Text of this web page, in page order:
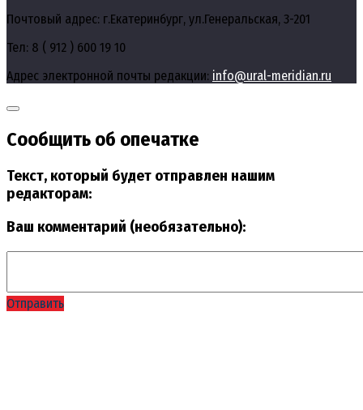
Почтовый адрес: г.Екатеринбург, ул.Генеральская, 3-201
Тел: 8 ( 912 ) 600 19 10
Адрес электронной почты редакции: info@ural-meridian.ru
Сообщить об опечатке
Текст, который будет отправлен нашим
редакторам:
Ваш комментарий (необязательно):
Отправить